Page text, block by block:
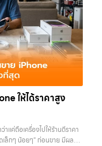
, วัชรพล, รามอินทรา, บางนา,
ย่างเต็มที่ ไม่ว่าคุณจะค้นหาคำ
องกรุงเทพ”, “ขาย iPad ได้
รับซื้อ Samsung มือสอง
รามุ่งตรงให้คุณได้รับราคาและ
ณจะได้บริการที่คุณไว้วางใจ
บถึงที่ ตรวจสภาพอย่างมือ
ายอุปกรณ์ของคุณเป็นเรื่อง
มต้องเลือกเรา ผู้เชี่ยวชาญด้าน
ไอแพด แท็บเล็ตทุกยี่ห้อ ใน
พื้นที่ ลาดพร้าว, รัชดา,
า และเขตกรุงเทพฯ ใกล้ “ใกล้
ปกรณ์ไอทีใหม่ๆ เปลี่ยนรุ่นกัน
ยเป็นของที่ไม่ได้ใช้งานอยู่
ลือกให้คุณสามารถเปลี่ยน
ด้วยบริการ รับซื้อไอโฟน, รับ
อโน๊ตบุ๊ค, รับซื้อแท็บเล็ต, รับ
ไม่ว่าคุณจะอยู่โซนเมืองหรือ
ในพื้นที่ “ใกล้ ฉัน” เพื่อความ
เราเข้าใจดีว่าอุปกรณ์
สินที่มีมูลค่า คุณอาจต้องการ
ารประเมินสภาพเครื่อง ฟรี
งใส มั่นใจได้ และจ่ายเงินทันที
ลุมทั้ง iPhone สายใหม่-เก่า,
ให้ได้ราคาสูง
แค่ถือเครื่องไปให้ร้านตีราคา
เล็กๆ น้อยๆ” ก่อนขาย มีผลต่อ